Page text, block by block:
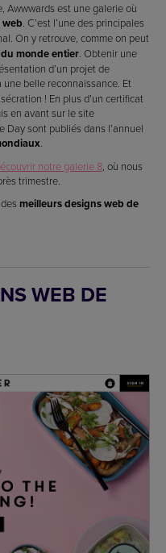
Awwwards est une galerie où
. C’est l’une des principales
On y retrouve, comme on peut
monde entier. Obtenir une
d’un projet de
une belle reconnaissance. Et
! En plus d’un certificat
en avant sur le site
Day sont publiés dans l’annuel
.
notre galerie 8, où nous
trimestre.
meilleurs designs web de
WEB DE